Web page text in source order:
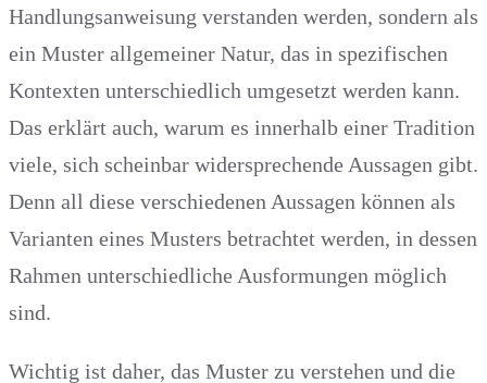
Handlungsanweisung verstanden werden, sondern als
ein Muster allgemeiner Natur, das in spezifischen
Kontexten unterschiedlich umgesetzt werden kann.
Das erklärt auch, warum es innerhalb einer Tradition
viele, sich scheinbar widersprechende Aussagen gibt.
Denn all diese verschiedenen Aussagen können als
Varianten eines Musters betrachtet werden, in dessen
Rahmen unterschiedliche Ausformungen möglich
sind.
Wichtig ist daher, das Muster zu verstehen und die